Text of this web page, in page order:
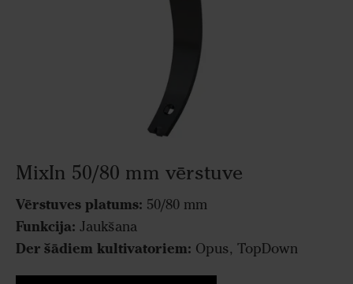
MixIn 50/80 mm vērstuve
Vērstuves platums: 50/80 mm
Funkcija: Jaukšana
Der šādiem kultivatoriem: Opus, TopDown